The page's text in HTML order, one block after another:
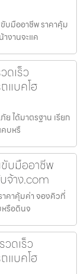
บมืออาชีพ ราคาคุ้ม
งานจะแค
ดเร็ว
แบคโฮ
ได้มาตรฐาน เรียก
บหรื
ขับมืออาชีพ
จ้าง.com
าคาคุ้มค่า จองคิวที่
รือดินจ
ดเร็ว
แบคโฮ